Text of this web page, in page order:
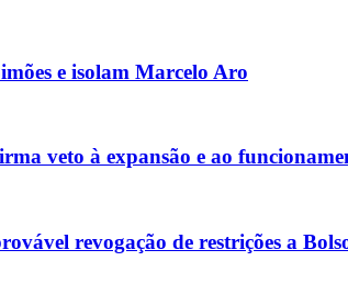
e isolam Marcelo Aro
veto à expansão e ao
revogação de restrições a